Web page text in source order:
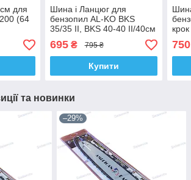
для
(64
Шина і Ланцюг для
бензопил AL-KO BKS
35/35 II, BKS 40-40 II/40см
(1.3 - 3/8 - 57) Kamberg
695₴ 795 ₴
Купити
/750
та новинки
–29%